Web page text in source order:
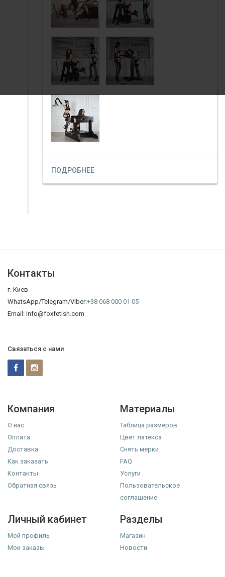
ПОДРОБНЕЕ
Контакты
г. Киев
WhatsApp/Telegram/Viber:+38 068 000 01 05
Email: info@foxfetish.com
Связаться с нами
Компания
О нас
Оплата
Доставка
Как заказать
Контакты
Обратная связь
Материалы
Таблица размеров
Цвет латекса
Снять мерки
FAQ
Услуги
Пользовательское
соглашение
Личный кабинет
Мой профиль
Мои заказы
Разделы
Магазин
Новости